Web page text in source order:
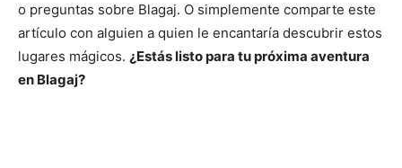
o preguntas sobre Blagaj. O simplemente comparte este
artículo con alguien a quien le encantaría descubrir estos
lugares mágicos. ¿Estás listo para tu próxima aventura
en Blagaj?